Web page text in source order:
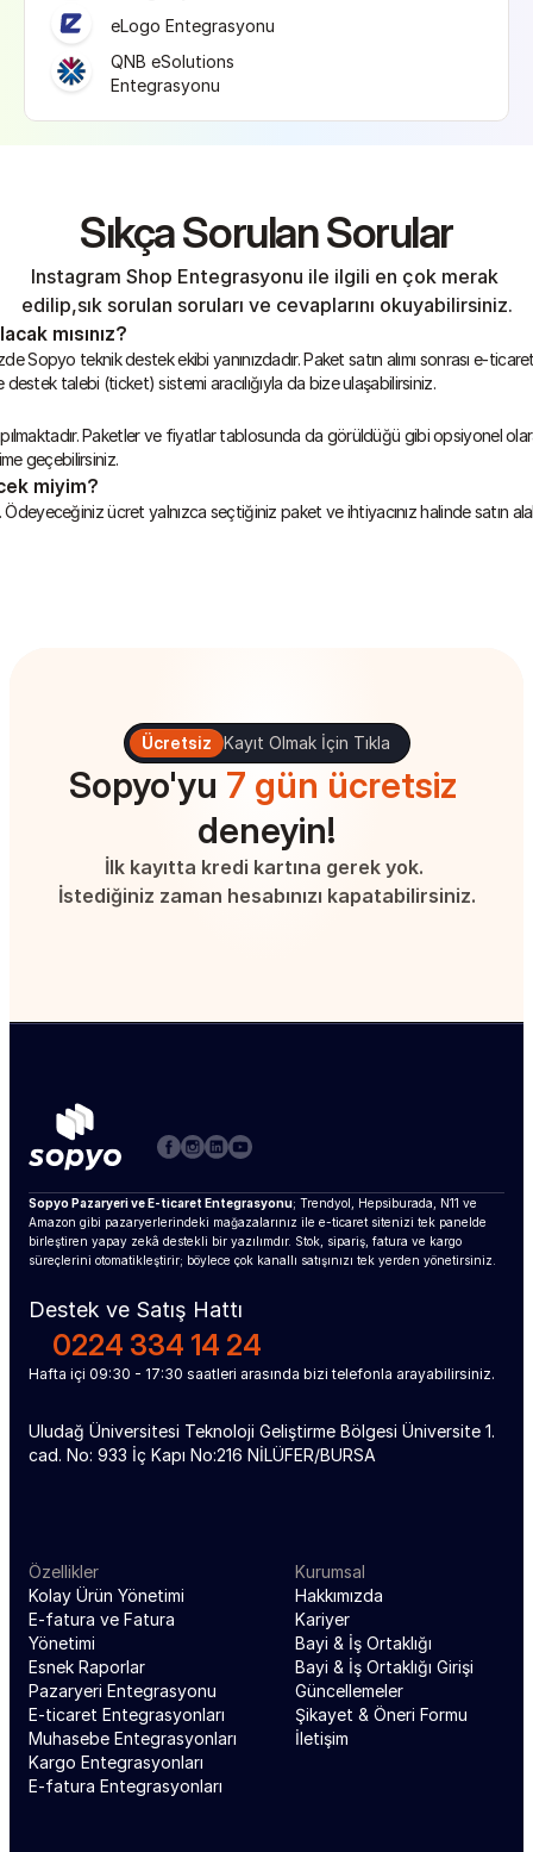
eLogo Entegrasyonu
QNB eSolutions
Entegrasyonu
Sıkça Sorulan Sorular
Instagram Shop Entegrasyonu ile ilgili en çok merak
edilip,sık sorulan soruları ve cevaplarını okuyabilirsiniz.
mısınız?
teknik destek ekibi yanınızdadır. Paket satın alımı sonrası e-ticaret
talebi (ticket) sistemi aracılığıyla da bize ulaşabilirsiniz.
Paketler ve fiyatlar tablosunda da görüldüğü gibi opsiyonel
geçebilirsiniz.
miyim?
ücret yalnızca seçtiğiniz paket ve ihtiyacınız halinde satın
Ücretsiz Kayıt Olmak İçin Tıkla
Sopyo'yu 7 gün ücretsiz
deneyin!
İlk kayıtta kredi kartına gerek yok.
İstediğiniz zaman hesabınızı kapatabilirsiniz.
Sopyo Pazaryeri ve E-ticaret Entegrasyonu; Trendyol, Hepsiburada, N11 ve
Amazon gibi pazaryerlerindeki mağazalarınız ile e-ticaret sitenizi tek panelde
birleştiren yapay zekâ destekli bir yazılımdır. Stok, sipariş, fatura ve kargo
süreçlerini otomatikleştirir; böylece çok kanallı satışınızı tek yerden yönetirsiniz.
Destek ve Satış Hattı
0224 334 14 24
Hafta içi 09:30 - 17:30 saatleri arasında bizi telefonla arayabilirsiniz.
Uludağ Üniversitesi Teknoloji Geliştirme Bölgesi Üniversite 1.
cad. No: 933 İç Kapı No:216 NİLÜFER/BURSA
Özellikler
Kolay Ürün Yönetimi
E-fatura ve Fatura
Yönetimi
Esnek Raporlar
Pazaryeri Entegrasyonu
E-ticaret Entegrasyonları
Muhasebe Entegrasyonları
Kargo Entegrasyonları
E-fatura Entegrasyonları
Kurumsal
Hakkımızda
Kariyer
Bayi & İş Ortaklığı
Bayi & İş Ortaklığı Girişi
Güncellemeler
Şikayet & Öneri Formu
İletişim